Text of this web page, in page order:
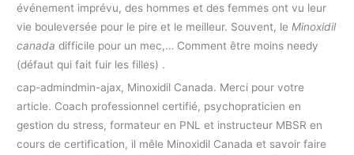
événement imprévu, des hommes et des femmes ont vu leur
vie bouleversée pour le pire et le meilleur. Souvent, le Minoxidil
canada difficile pour un mec,… Comment être moins needy
(défaut qui fait fuir les filles) .
cap-admindmin-ajax, Minoxidil Canada. Merci pour votre
article. Coach professionnel certifié, psychopraticien en
gestion du stress, formateur en PNL et instructeur MBSR en
cours de certification, il mêle Minoxidil Canada et savoir faire